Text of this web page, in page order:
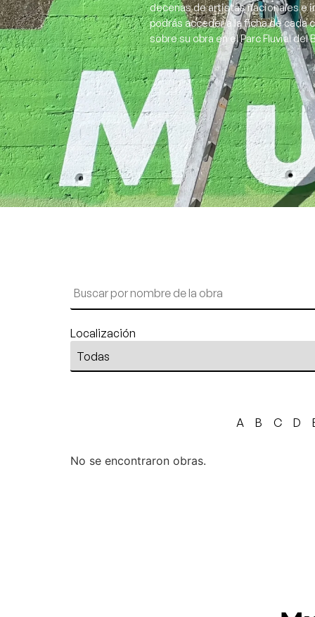
decenas de artistas nacionales e
podrás acceder a la ficha de
sobre su obra en el Parc Fluvial del
Localización
A B C D
No se encontraron obras.